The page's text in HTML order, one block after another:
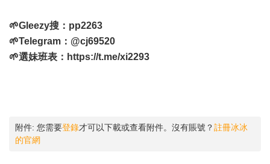
🌱Gleezy搜：pp2263
🌱Telegram：@cj69520
🌱選妹班表： https://t.me/xi2293
附件: 您需要登錄才可以下載或查看附件。沒有賬號？註冊冰冰
的官網